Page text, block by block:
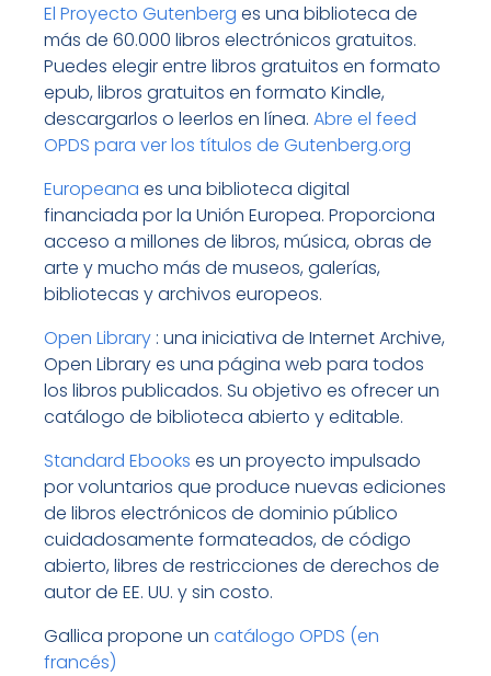
El Proyecto Gutenberg es una biblioteca de
más de 60.000 libros electrónicos gratuitos.
Puedes elegir entre libros gratuitos en formato
epub, libros gratuitos en formato Kindle,
descargarlos o leerlos en línea. Abre el feed
OPDS para ver los títulos de Gutenberg.org
Europeana es una biblioteca digital
financiada por la Unión Europea. Proporciona
acceso a millones de libros, música, obras de
arte y mucho más de museos, galerías,
bibliotecas y archivos europeos.
Open Library : una iniciativa de Internet Archive,
Open Library es una página web para todos
los libros publicados. Su objetivo es ofrecer un
catálogo de biblioteca abierto y editable.
Standard Ebooks es un proyecto impulsado
por voluntarios que produce nuevas ediciones
de libros electrónicos de dominio público
cuidadosamente formateados, de código
abierto, libres de restricciones de derechos de
autor de EE. UU. y sin costo.
Gallica propone un catálogo OPDS (en
francés)